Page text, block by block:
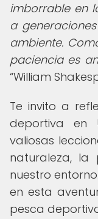
imborrable en
a
ambiente.
paciencia es
William
Te invito a
deportiva en
valiosas
naturaleza, la
nuestro
en esta
pesca